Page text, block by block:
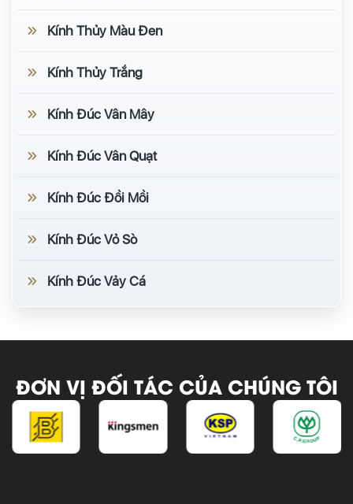
Kính Thủy Màu Đen
Kính Thủy Trắng
Kính Đúc Vân Mây
Kính Đúc Vân Quạt
Kính Đúc Đồi Mồi
Kính Đúc Vỏ Sò
Kính Đúc Vảy Cá
ĐƠN VỊ ĐỐI TÁC CỦA CHÚNG TÔI